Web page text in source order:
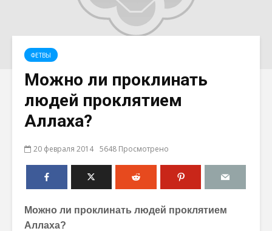
ФЕТВЫ
Можно ли проклинать
людей проклятием
Аллаха?
20 февраля 2014 5648 Просмотрено
Можно ли проклинать людей проклятием
Аллаха?